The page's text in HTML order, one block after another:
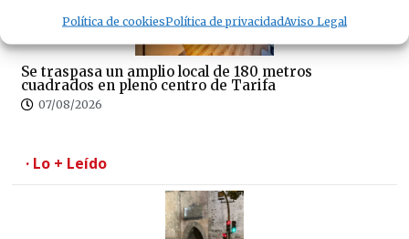
Política de cookiesPolítica de privacidadAviso Legal
Se traspasa un amplio local de 180 metros
cuadrados en pleno centro de Tarifa
07/08/2026
· Lo + Leído